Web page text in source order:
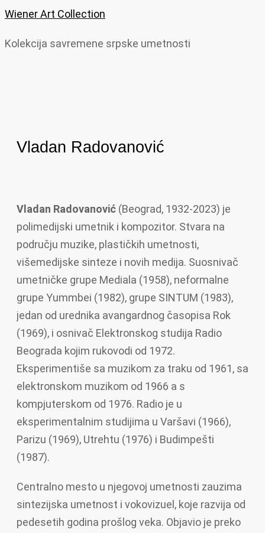
Wiener Art Collection
Kolekcija savremene srpske umetnosti
Vladan Radovanović
Vladan Radovanović (Beograd, 1932-2023) je
polimedijski umetnik i kompozitor. Stvara na
području muzike, plastičkih umetnosti,
višemedijske sinteze i novih medija. Suosnivač
umetničke grupe Mediala (1958), neformalne
grupe Yummbei (1982), grupe SINTUM (1983),
jedan od urednika avangardnog časopisa Rok
(1969), i osnivač Elektronskog studija Radio
Beograda kojim rukovodi od 1972.
Eksperimentiše sa muzikom za traku od 1961, sa
elektronskom muzikom od 1966 a s
kompjuterskom od 1976. Radio je u
eksperimentalnim studijima u Varšavi (1966),
Parizu (1969), Utrehtu (1976) i Budimpešti
(1987).
Centralno mesto u njegovoj umetnosti zauzima
sintezijska umetnost i vokovizuel, koje razvija od
pedesetih godina prošlog veka. Objavio je preko